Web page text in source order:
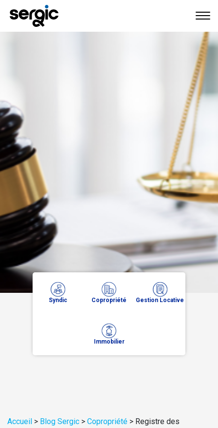
Syndic Copropriété Gestion Locative
Immobilier
Accueil > Blog Sergic > Copropriété > Registre des